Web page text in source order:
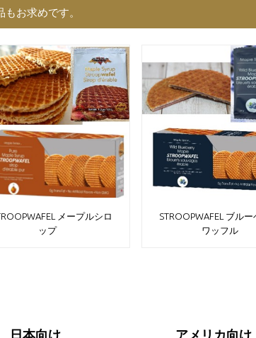
お求めです。
メープルシロ
ップ
STROOPWAFEL ブル
ワッフル
日本向け アメリカ向け